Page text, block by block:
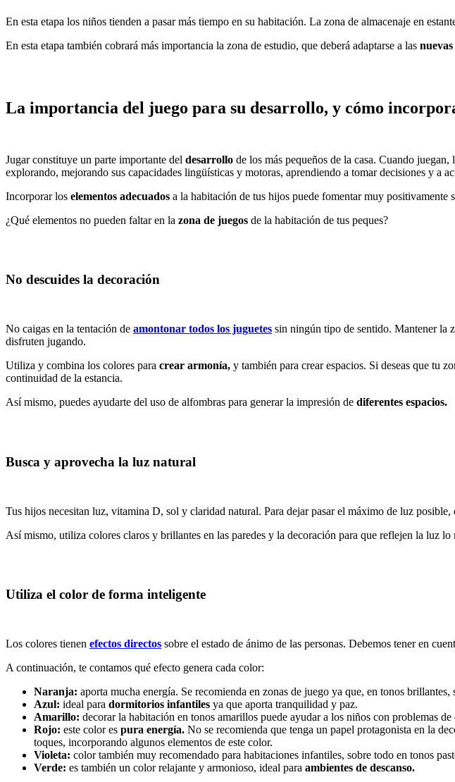
En esta etapa los niños tienden a pasar más tiempo en su habitación. La zona de almacenaje en
En esta etapa también cobrará más importancia la zona de estudio, que deberá adaptarse a las nuevas
La importancia del juego para su desarrollo, y cómo
Jugar constituye un parte importante del desarrollo de los más pequeños de la casa. Cuando
explorando, mejorando sus capacidades lingüísticas y motoras, aprendiendo a tomar decisiones y a
Incorporar los elementos adecuados a la habitación de tus hijos puede fomentar muy positivamente
¿Qué elementos no pueden faltar en la zona de juegos de la habitación de tus peques?
No descuides la decoración
No caigas en la tentación de amontonar todos los juguetes sin ningún tipo de sentido. Mantener la
disfruten jugando.
Utiliza y combina los colores para crear armonía, y también para crear espacios. Si deseas que tu
continuidad de la estancia.
Así mismo, puedes ayudarte del uso de alfombras para generar la impresión de diferentes espacios.
Busca y aprovecha la luz natural
Tus hijos necesitan luz, vitamina D, sol y claridad natural. Para dejar pasar el máximo de luz
Así mismo, utiliza colores claros y brillantes en las paredes y la decoración para que reflejen la luz
Utiliza el color de forma inteligente
Los colores tienen efectos directos sobre el estado de ánimo de las personas. Debemos tener en
A continuación, te contamos qué efecto genera cada color:
Naranja: aporta mucha energía. Se recomienda en zonas de juego ya que, en tonos brillantes,
Azul: ideal para dormitorios infantiles ya que aporta tranquilidad y paz.
Amarillo: decorar la habitación en tonos amarillos puede ayudar a los niños con problemas
Rojo: este color es pura energía. No se recomienda que tenga un papel protagonista en la
toques, incorporando algunos elementos de este color.
Violeta: color también muy recomendado para habitaciones infantiles, sobre todo en tonos
Verde: es también un color relajante y armonioso, ideal para ambientes de descanso.